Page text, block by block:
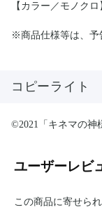
【カラー／モノク
※商品仕様等は、予
コピーライト
©2021「キネマの神
ユーザーレビ
この商品に寄せら